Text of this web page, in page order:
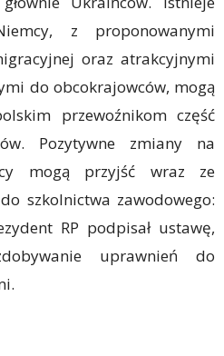
z proponowanymi
oraz atrakcyjnymi
do obcokrajowców, mogą
przewoźnikom część
Pozytywne zmiany na
mogą przyjść wraz ze
szkolnictwa zawodowego:
RP podpisał ustawę,
uprawnień do